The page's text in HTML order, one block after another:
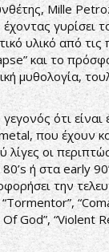
Mille
γυρίσει
υλικό από τις
και το
μυθολογία,
ότι
που έχουν
λίγες οι
ή στα early
την
God”, “Violent